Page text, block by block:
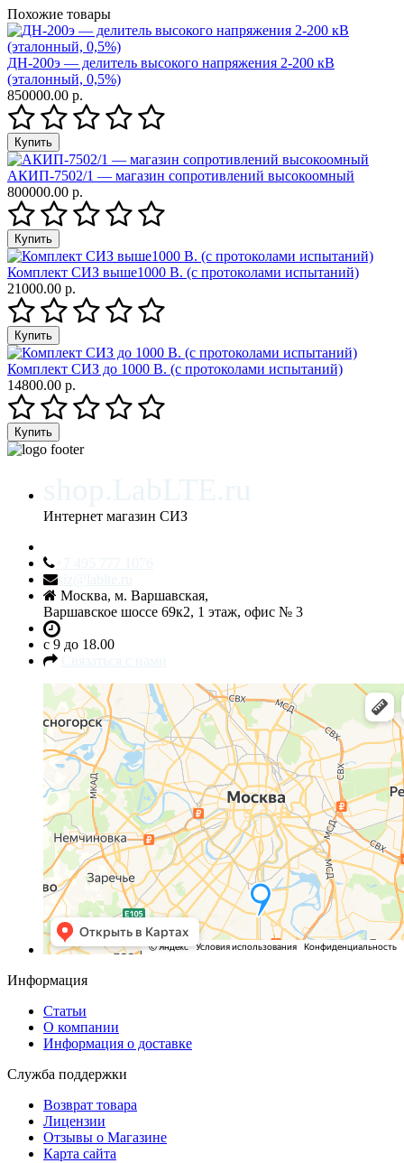
Похожие товары
ДН-200э — делитель высокого напряжения 2-200 кВ
(эталонный, 0,5%)
850000.00 р.
АКИП-7502/1 — магазин сопротивлений высокоомный
800000.00 р.
Комплект СИЗ выше1000 В. (с протоколами испытаний)
21000.00 р.
Комплект СИЗ до 1000 В. (с протоколами испытаний)
14800.00 р.
Интернет магазин СИЗ
Москва, м. Варшавская,
Варшавское шоссе 69к2, 1 этаж, офис № 3
c 9 до 18.00
Информация
Статьи
О компании
Информация о доставке
Служба поддержки
Возврат товара
Лицензии
Отзывы о Магазине
Карта сайта